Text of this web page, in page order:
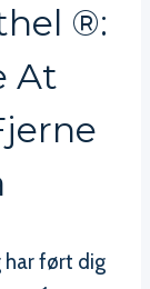
®:
At
har ført dig